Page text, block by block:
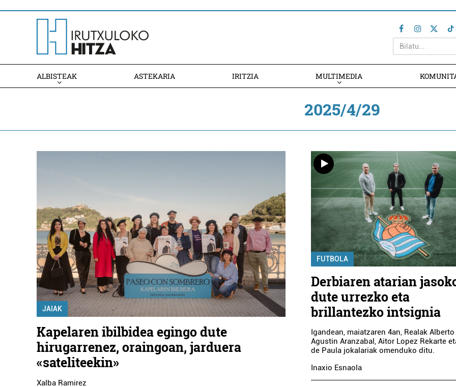
ALBISTEAK ASTEKARIA IRITZIA MULTIMEDIA
2025/4/29
JAIAK
Kapelaren ibilbidea egingo dute
hirugarrenez, oraingoan, jarduera
«sateliteekin»
Xalba Ramirez
FUTBOLA
Derbiaren atarian
dute urrezko eta
brillantezko intsignia
Igandean, maiatzaren 4an, Realak
Agustin Aranzabal, Aitor Lopez Rekarte
de Paula jokalariak omenduko ditu.
Inaxio Esnaola